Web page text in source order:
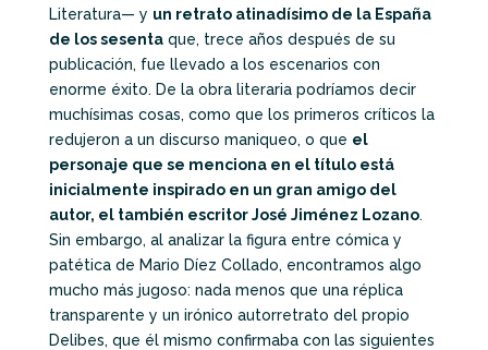
Literatura— y un retrato atinadísimo de la España
de los sesentaque, trece años después de su
publicación, fue llevado a los escenarios con
enorme éxito. De la obra literaria podríamos decir
muchísimas cosas, como que los primeros críticos la
redujeron a un discurso maniqueo, o que el
personaje que se menciona en el título está
inicialmente inspirado en un gran amigo del
autor, el también escritor José Jiménez Lozano.
Sin embargo, al analizar la figura entre cómica y
patética de Mario Díez Collado, encontramos algo
mucho más jugoso: nada menos que una réplica
transparente y un irónico autorretrato del propio
Delibes, que él mismo confirmaba con las siguientes